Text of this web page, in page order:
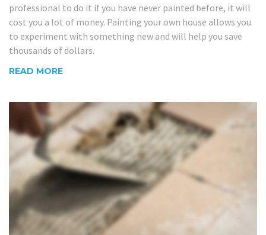
professional to do it if you have never painted before, it will
cost you a lot of money. Painting your own house allows you
to experiment with something new and will help you save
thousands of dollars.
READ MORE